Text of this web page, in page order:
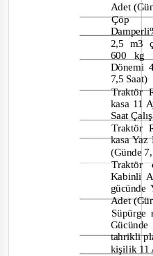
Adet
Çöp
2,5 m3
600 kg
Dönemi
7,5 Saat)
Traktör
kasa 11
Saat
Traktör
kasa
(Günde
Traktör
Kabinli
Adet
tahrikli
kişilik 11